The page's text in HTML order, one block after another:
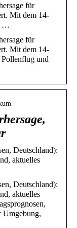
für
Mit dem 14-
…
für
Mit dem 14-
Pollenflug und
Deutschland):
aktuelles
Deutschland):
aktuelles
Umgebung,